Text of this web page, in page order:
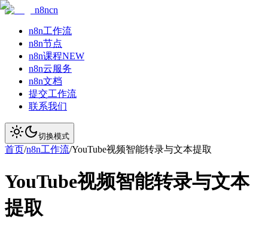
n8ncn
n8n工作流
n8n节点
n8n课程NEW
n8n云服务
n8n文档
提交工作流
联系我们
切换模式
首页/n8n工作流/YouTube视频智能转录与文本提取
YouTube视频智能转录与文本
提取